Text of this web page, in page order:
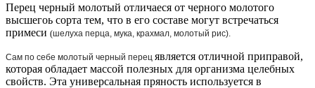
Перец черный молотый отличаеся от черного молотого
высшегоь сорта тем, что в его составе могут встречаться
примеси (шелуха перца, мука, крахмал, молотый рис).
Сам по себе молотый черный перец является отличной приправой,
которая обладает массой полезных для организма целебных
свойств. Эта универсальная пряность используется в